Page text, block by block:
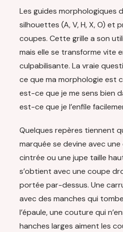
Les guides morphologiques
silhouettes (A, V, H, X, O) et
coupes. Cette grille a son
mais elle se transforme vite
culpabilisante. La vraie
ce que ma morphologie est
est-ce que je me sens bien
est-ce que je l’enfile
Quelques repères tiennent
marquée se devine avec
cintrée ou une jupe taille
s’obtient avec une coupe
portée par-dessus. Une
avec des manches qui
l’épaule, une couture qui
hanches larges aiment les